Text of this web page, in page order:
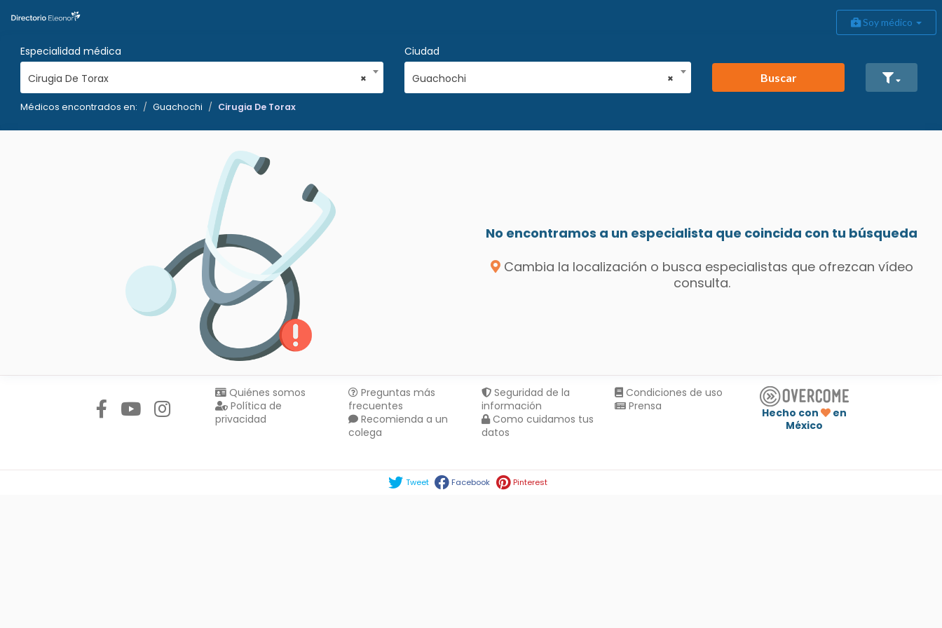
Soy médico
Especialidad médica
×
Cirugia De Torax
Ciudad
×
Guachochi Buscar
Médicos encontrados en: Guachochi Cirugia De Torax
No encontramos a un especialista que coincida con tu búsqueda
Cambia la localización o busca especialistas que ofrezcan vídeo
consulta.
Quiénes somos
Política de
privacidad
Preguntas más
frecuentes
Recomienda a un
colega
Seguridad de la
información
Como cuidamos tus
datos
Condiciones de uso
Prensa
Hecho con
en
México
Tweet Facebook Pinterest